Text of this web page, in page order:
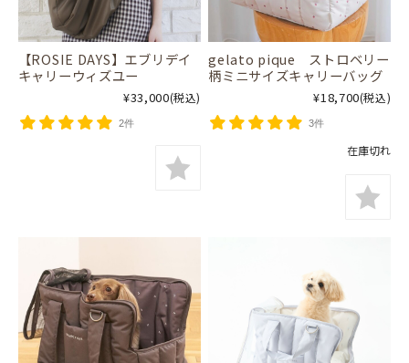
【ROSIE DAYS】エブリデイ
キャリーウィズユー
¥33,000(税込)
2件
gelato pique ストロベリー
柄ミニサイズキャリーバッグ
¥18,700(税込)
3件
在庫切れ